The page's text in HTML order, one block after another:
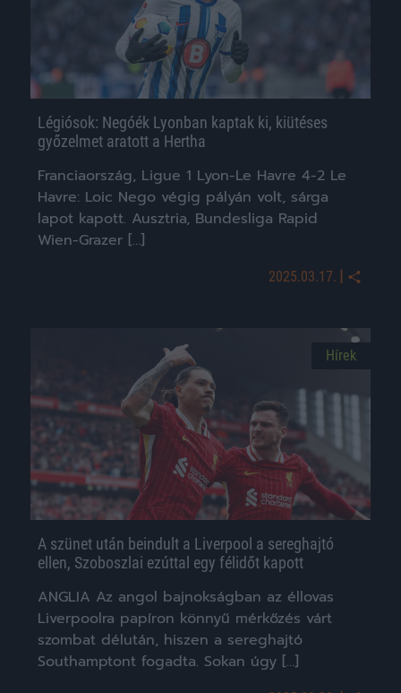
Légiósok: Negóék Lyonban kaptak ki, kiütéses
győzelmet aratott a Hertha
Franciaország, Ligue 1 Lyon-Le Havre 4-2 Le
Havre: Loic Nego végig pályán volt, sárga
lapot kapott. Ausztria, Bundesliga Rapid
Wien-Grazer […]
2025.03.17. |
Hírek
A szünet után beindult a Liverpool a sereghajtó
ellen, Szoboszlai ezúttal egy félidőt kapott
ANGLIA Az angol bajnokságban az éllovas
Liverpoolra papíron könnyű mérkőzés várt
szombat délután, hiszen a sereghajtó
Southamptont fogadta. Sokan úgy […]